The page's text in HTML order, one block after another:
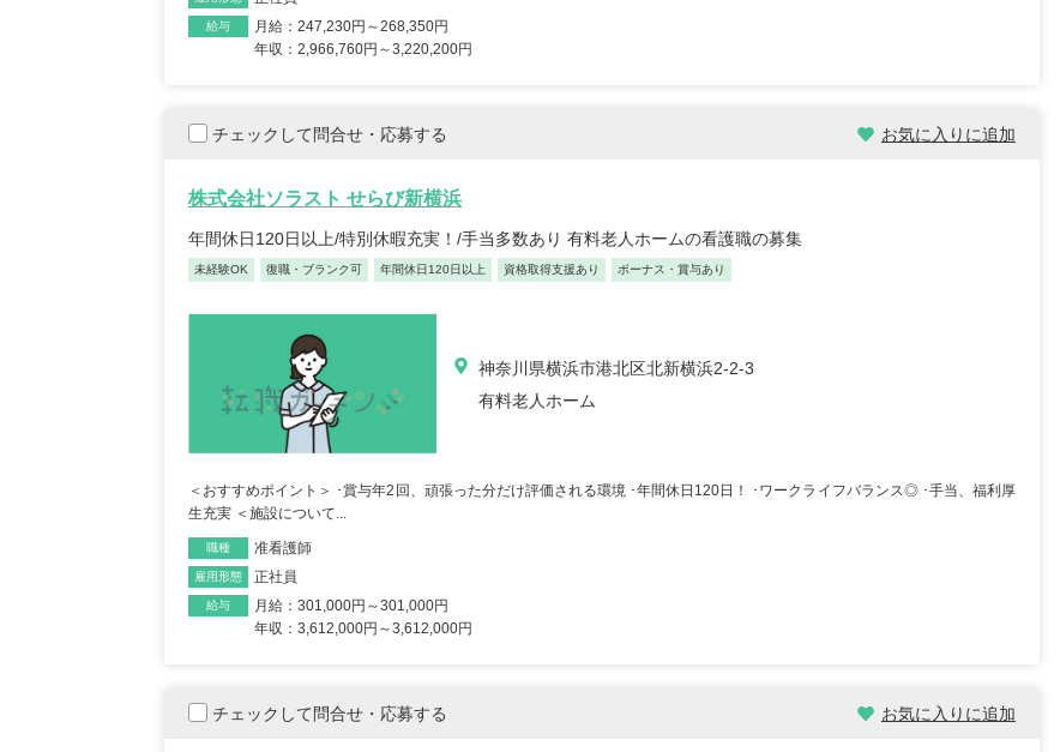
給与
月給：247,230円～268,350円
年収：2,966,760円～3,220,200円
チェックして問合せ・応募する お気に入りに追加
株式会社ソラスト せらび新横浜
年間休日120日以上/特別休暇充実！/手当多数あり 有料老人ホームの看護職の募集
未経験OK 復職・ブランク可 年間休日120日以上 資格取得支援あり ボーナス・賞与あり
神奈川県横浜市港北区北新横浜2-2-3
有料老人ホーム
＜おすすめポイント＞ ･賞与年2回、頑張った分だけ評価される環境 ･年間休日120日！ ･ワークライフバランス◎ ･手当、福利厚
生充実 ＜施設について...
職種 准看護師
雇用形態 正社員
給与
月給：301,000円～301,000円
年収：3,612,000円～3,612,000円
チェックして問合せ・応募する お気に入りに追加
正看護師/39歳/16-20年/東京
【キャリア】 約7年 正社員 総合病院 病棟 約6年
ブランク 約1年 パート デイサー... もっと見る
正看護師/30歳/経験5-10年/千
【キャリア】 4年 正職員 大学病院 外科、救急外
来/病棟 4年 正職員 総合病院 ... もっと見る
【キャリア】 約5年 正社員 総合病院 病棟 約1年
【キャリア】 約半年年 常勤 デイサービス 約半
【キャリア】 約半年 派遣 デイサービス 【転